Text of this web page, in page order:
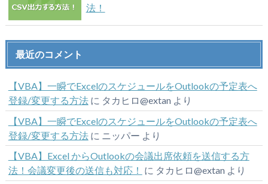
法！
最近のコメント
【VBA】一瞬でExcelのスケジュールをOutlookの予定表へ
登録/変更する方法に タカヒロ@extan より
【VBA】一瞬でExcelのスケジュールをOutlookの予定表へ
登録/変更する方法に ニッパー より
【VBA】Excel からOutlookの会議出席依頼を送信する方
法！会議変更後の送信も対応！ に タカヒロ@extan より